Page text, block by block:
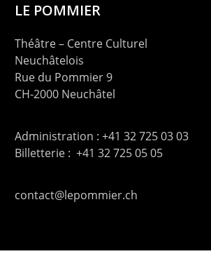
LE POMMIER
Théâtre – Centre Culturel
Neuchâtelois
Rue du Pommier 9
CH-2000 Neuchâtel
Administration : +41 32 725 03 03
Billetterie : +41 32 725 05 05
contact@lepommier.ch